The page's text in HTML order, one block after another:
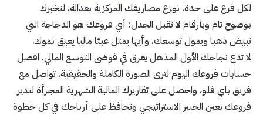
لكل فرع على حدة. نوزع مصاريفك المركزية بعدالة، لنخبرك
بوضوح تام وبأرقام لا تقبل الجدل: أي فروعك هو الدجاجة التي
تبيض ذهبا ويمول توسعك، وأيها يمثل عبئا ماليا يعيق نموك.
لا تدع نجاحك الأول المذهل يغرق في فوضى التوسع المالي. افصل
حسابات فروعك اليوم لترى الصورة الكاملة والحقيقية. تواصل مع
فريق باي فلو، واحصل على تقاريرك المالية الشهرية المجزأة لتدير
فروعك بعين الخبير الاستراتيجي وتحافظ على أرباحك في كل خطوة